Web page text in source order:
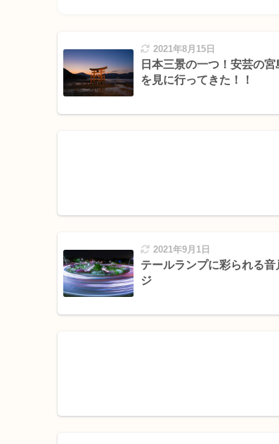
2021年8月15日
日本三景の一つ！安芸の宮
を見に行ってきた！！
2021年9月1日
テールランプに彩られる音
ジ